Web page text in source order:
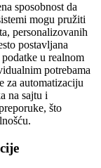
sposobnost da
mogu pružiti
personalizovanih
postavljana
u realnom
potrebama
za automatizaciju
na sajtu i
što